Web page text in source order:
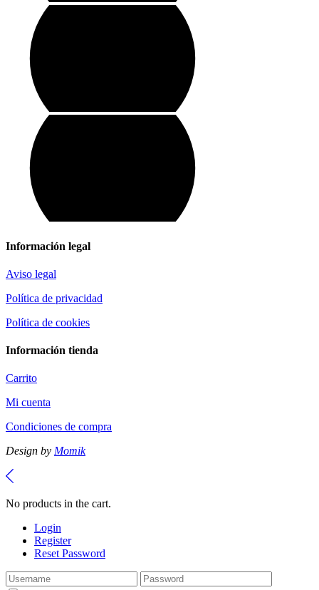
Información legal
Aviso legal
Política de privacidad
Política de cookies
Información tienda
Carrito
Mi cuenta
Condiciones de compra
Design by Momik
No products in the cart.
Login
Register
Reset Password